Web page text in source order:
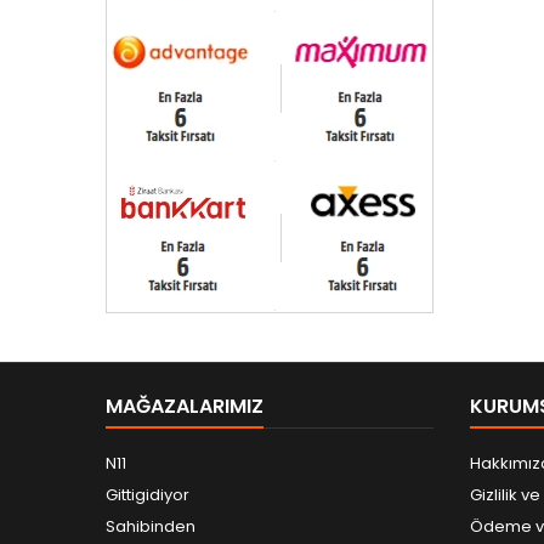
MAĞAZALARIMIZ
N11
Gittigidiyor
Sahibinden
Gizlilik
Ödeme